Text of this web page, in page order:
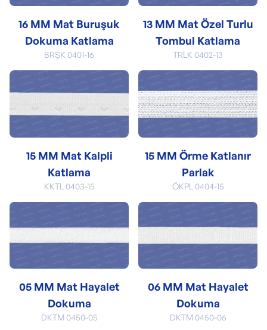
16 MM Mat Buruşuk
Dokuma Katlama
BRŞK 0401-16
13 MM Mat Özel Turlu
Tombul Katlama
TRLK 0402-13
15 MM Mat Kalpli
Katlama
KKTL 0403-15
15 MM Örme Katlanır
Parlak
ÖKPL 0404-15
05 MM Mat Hayalet
Dokuma
DKTM 0450-05
06 MM Mat Hayalet
Dokuma
DKTM 0450-06